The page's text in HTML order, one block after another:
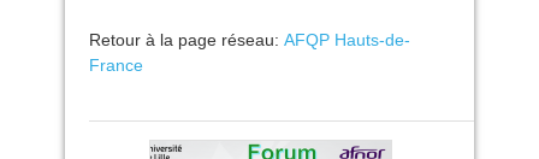
Retour à la page réseau: AFQP Hauts-de-
France